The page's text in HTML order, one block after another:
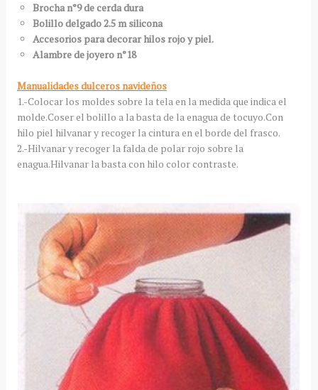
Brocha n°9 de cerda dura
Bolillo delgado 2.5 m silicona
Accesorios para decorar hilos rojo y piel.
Alambre de joyero n°18
Manualidades dulceros navideños
1.-Colocar los moldes sobre la tela en la medida que indica el
molde.Coser el bolillo a la basta de la enagua de tocuyo.Con
hilo piel hilvanar y recoger la cintura en el borde del frasco.
2.-Hilvanar y recoger la falda de polar rojo sobre la
enagua.Hilvanar la basta con hilo color contraste.